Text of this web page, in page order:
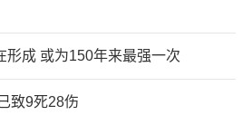
形成 或为150年来最强一次
致9死28伤